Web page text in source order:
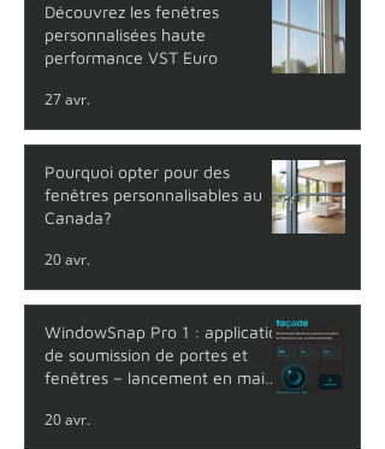
Découvrez les fenêtres
personnalisées haute
performance VST Euro
27 avr.
Pourquoi opter pour des
fenêtres personnalisables au
Canada?
20 avr.
WindowSnap Pro 1 : application
de soumission de portes et
fenêtres – lancement en mai
20 avr.